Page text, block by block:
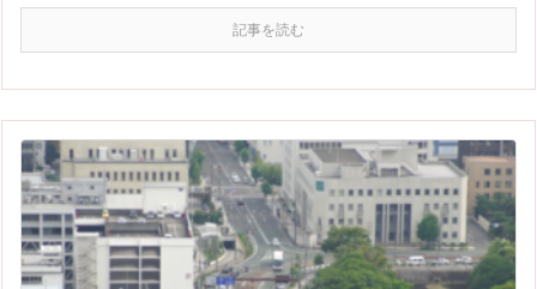
記事を読む